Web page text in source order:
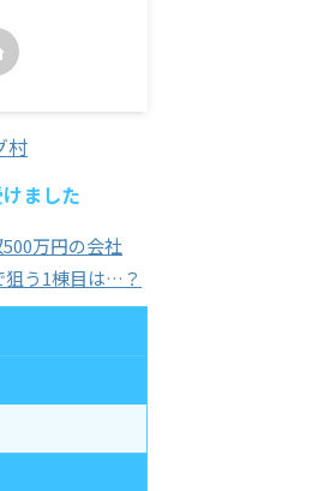
村
ました
500万円の会社
狙う1棟目は…？